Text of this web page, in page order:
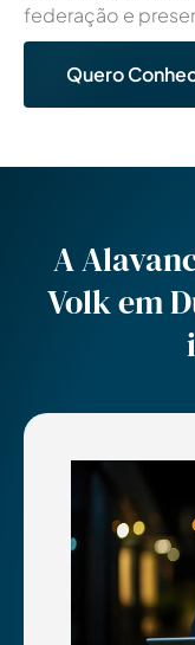
federação e
Quero
A
Volk em